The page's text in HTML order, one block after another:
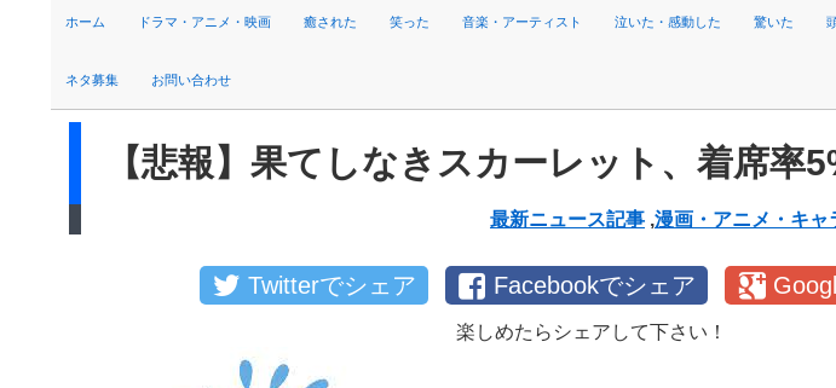
ホーム ドラマ・アニメ・映画 癒された 笑った 音楽・アーティスト 泣いた・感動した 驚いた
ネタ募集 お問い合わせ
【悲報】果てしなきスカーレット、着席率
最新ニュース記事 ,漫画・アニメ・キャ
Twitterでシェア Facebookでシェア
楽しめたらシェアして下さい！